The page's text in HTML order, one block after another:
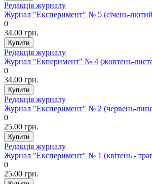
Редакція журналу
Журнал "Експеримент" № 5 (січень-
0
34.00 грн.
Редакція журналу
Журнал "Екперимент" № 4 (жовтень-
0
34.00 грн.
Редакція журналу
Журнал "Експеримент" № 2 (червень-
0
25.00 грн.
Редакція журналу
Журнал "Експеримент" № 1 (квітень -
0
25.00 грн.